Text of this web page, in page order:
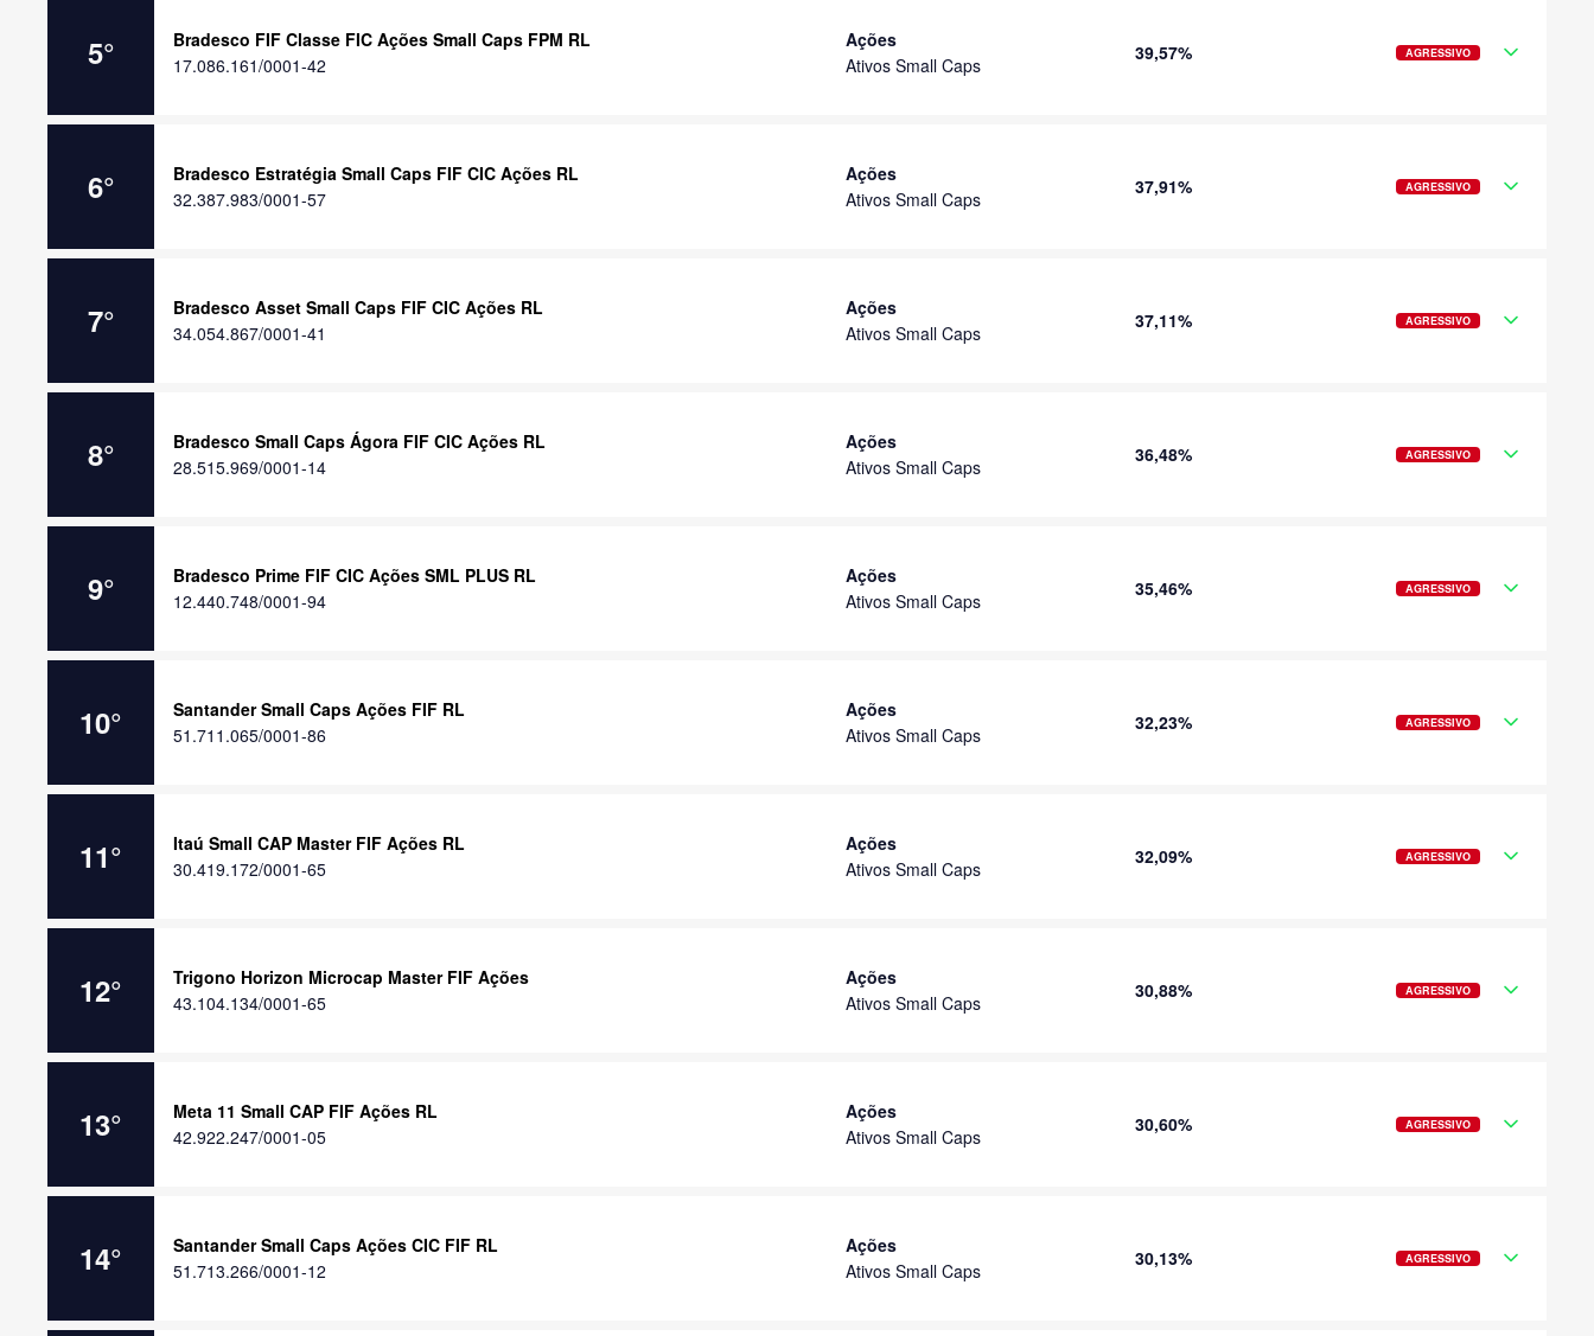
5°
Bradesco FIF Classe FIC Ações Small Caps FPM RL
17.086.161/0001-42
Ações
Ativos Small Caps
39,57% AGRESSIVO
6°
Bradesco Estratégia Small Caps FIF CIC Ações RL
32.387.983/0001-57
Ações
Ativos Small Caps
37,91% AGRESSIVO
7°
Bradesco Asset Small Caps FIF CIC Ações RL
34.054.867/0001-41
Ações
Ativos Small Caps
37,11% AGRESSIVO
8°
Bradesco Small Caps Ágora FIF CIC Ações RL
28.515.969/0001-14
Ações
Ativos Small Caps
36,48% AGRESSIVO
9°
Bradesco Prime FIF CIC Ações SML PLUS RL
12.440.748/0001-94
Ações
Ativos Small Caps
35,46% AGRESSIVO
10°
Santander Small Caps Ações FIF RL
51.711.065/0001-86
Ações
Ativos Small Caps
32,23% AGRESSIVO
11°
Itaú Small CAP Master FIF Ações RL
30.419.172/0001-65
Ações
Ativos Small Caps
32,09% AGRESSIVO
12°
Trigono Horizon Microcap Master FIF Ações
43.104.134/0001-65
Ações
Ativos Small Caps
30,88% AGRESSIVO
13°
Meta 11 Small CAP FIF Ações RL
42.922.247/0001-05
Ações
Ativos Small Caps
30,60% AGRESSIVO
14°
Santander Small Caps Ações CIC FIF RL
51.713.266/0001-12
Ações
Ativos Small Caps
30,13% AGRESSIVO